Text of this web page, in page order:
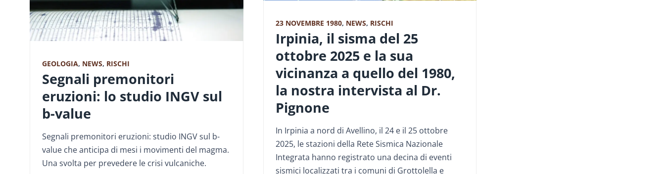
GEOLOGIA, NEWS, RISCHI
Segnali premonitori
eruzioni: lo studio INGV sul
b-value
Segnali premonitori eruzioni: studio INGV sul b-
value che anticipa di mesi i movimenti del magma.
Una svolta per prevedere le crisi vulcaniche.
23 NOVEMBRE 1980, NEWS, RISCHI
Irpinia, il sisma del 25
ottobre 2025 e la sua
vicinanza a quello del 1980,
la nostra intervista al Dr.
Pignone
In Irpinia a nord di Avellino, il 24 e il 25 ottobre
2025, le stazioni della Rete Sismica Nazionale
Integrata hanno registrato una decina di eventi
sismici localizzati tra i comuni di Grottolella e